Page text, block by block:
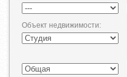
Объект недвижимости: